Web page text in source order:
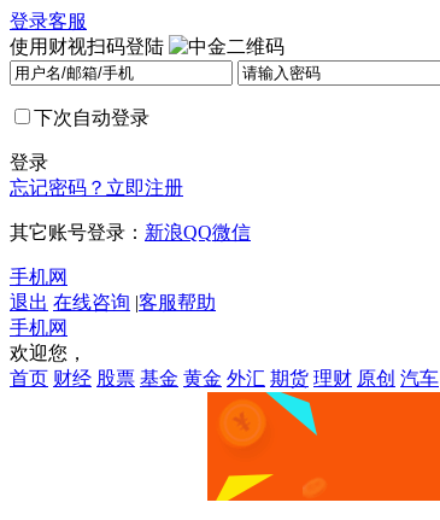
登录客服
使用财视扫码登陆
下次自动登录
登录
忘记密码？ 立即注册
其它账号登录： 新浪QQ微信
手机网
退出 在线咨询 |客服帮助
手机网
欢迎您，
首页 财经 股票 基金 黄金 外汇 期货 理财 原创 汽车